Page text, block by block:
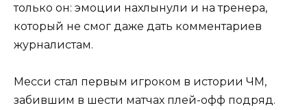
только он: эмоции нахлынули и на тренера,
который не смог даже дать комментариев
журналистам.
Месси стал первым игроком в истории ЧМ,
забившим в шести матчах плей-офф подряд.